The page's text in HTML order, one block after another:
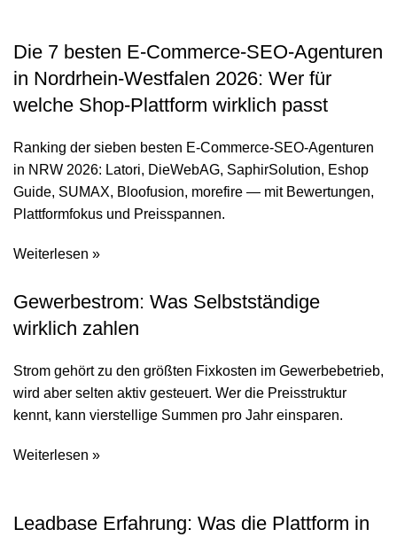
Die 7 besten E-Commerce-SEO-Agenturen
in Nordrhein-Westfalen 2026: Wer für
welche Shop-Plattform wirklich passt
Ranking der sieben besten E-Commerce-SEO-Agenturen
in NRW 2026: Latori, DieWebAG, SaphirSolution, Eshop
Guide, SUMAX, Bloofusion, morefire — mit Bewertungen,
Plattformfokus und Preisspannen.
Weiterlesen »
Gewerbestrom: Was Selbstständige
wirklich zahlen
Strom gehört zu den größten Fixkosten im Gewerbebetrieb,
wird aber selten aktiv gesteuert. Wer die Preisstruktur
kennt, kann vierstellige Summen pro Jahr einsparen.
Weiterlesen »
Leadbase Erfahrung: Was die Plattform in